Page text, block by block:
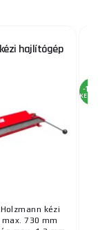
hajlítógép
kézi
730 mm
-15